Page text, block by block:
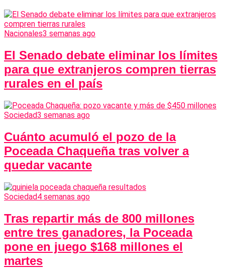
Nacionales3 semanas ago
El Senado debate eliminar los límites
para que extranjeros compren tierras
rurales en el país
Sociedad3 semanas ago
Cuánto acumuló el pozo de la
Poceada Chaqueña tras volver a
quedar vacante
Sociedad4 semanas ago
Tras repartir más de 800 millones
entre tres ganadores, la Poceada
pone en juego $168 millones el
martes